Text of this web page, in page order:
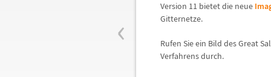
‹
Version 11 bietet die neue
Gitternetze.
Rufen Sie ein Bild des Great
Verfahrens durch.